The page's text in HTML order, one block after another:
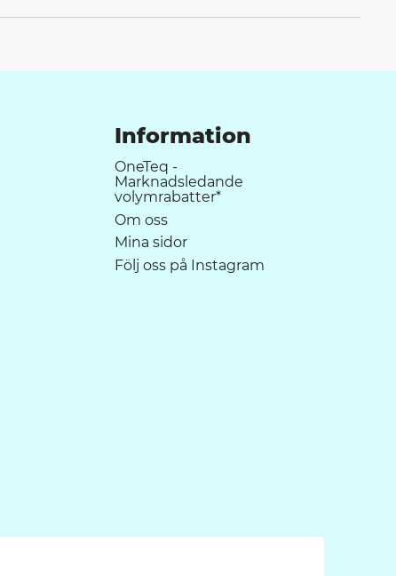
Information
OneTeq -
Marknadsledande
volymrabatter*
Om oss
Mina sidor
Följ oss på Instagram